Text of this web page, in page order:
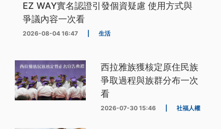
EZ WAY實名認證引發個資疑慮 使用方式與
爭議內容一次看
2026-08-04 16:47 生活
西拉雅族獲核定原住民族
爭取過程與族群分布一次
看
2026-07-30 15:46 社福人權